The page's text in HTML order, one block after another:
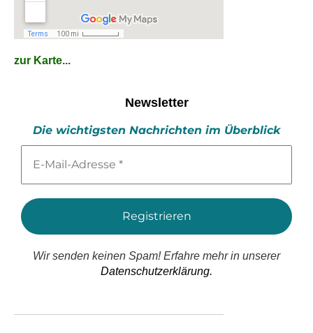
zur Karte...
Newsletter
Die wichtigsten Nachrichten im Überblick
Mail-
*
Wir senden keinen Spam! Erfahre mehr in unserer
Datenschutzerklärung.